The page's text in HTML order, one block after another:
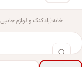
خانه بادکنک و لوازم جانبی